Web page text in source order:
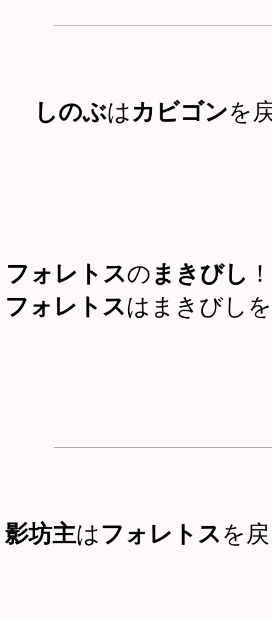
しのぶは カビゴンを
フォレトスの まきびし ！
フォレトスはまきびし
影坊主はフォレトスを